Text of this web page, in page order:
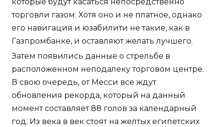
которые будут касаться непосредственно
торговли газом. Хотя оно и не платное, однако
его навигация и юзабилити не такие, как в
Газпромбанке, и оставляют желать лучшего.
Затем появились данные о стрельбе в
расположенном неподалеку торговом центре.
В свою очередь, от Месси все ждут
обновления рекорда, который на данный
момент составляет 88 голов за календарный
год. Из века в век стоят на желтых египетских